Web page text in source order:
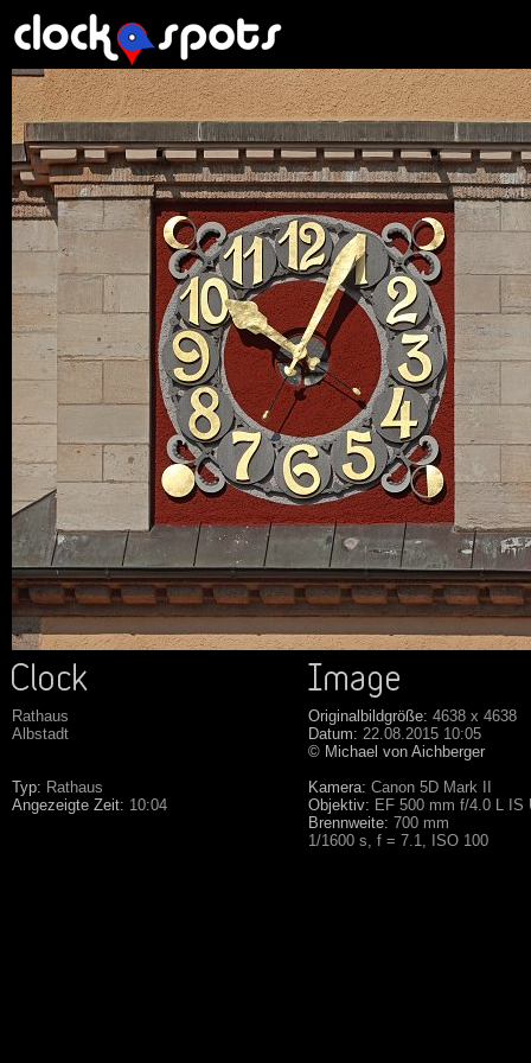
Rathaus
Albstadt
Typ: Rathaus
Angezeigte Zeit: 10:04
Originalbildgröße: 4638 x 4638
Datum: 22.08.2015 10:05
© Michael von Aichberger
Kamera: Canon 5D Mark II
Objektiv: EF 500 mm f/4.0 L IS
Brennweite: 700 mm
1/1600 s, f = 7.1, ISO 100